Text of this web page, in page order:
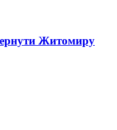
Житомиру